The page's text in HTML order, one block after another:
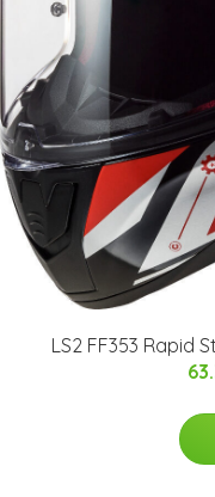
LS2 FF353 Rapid